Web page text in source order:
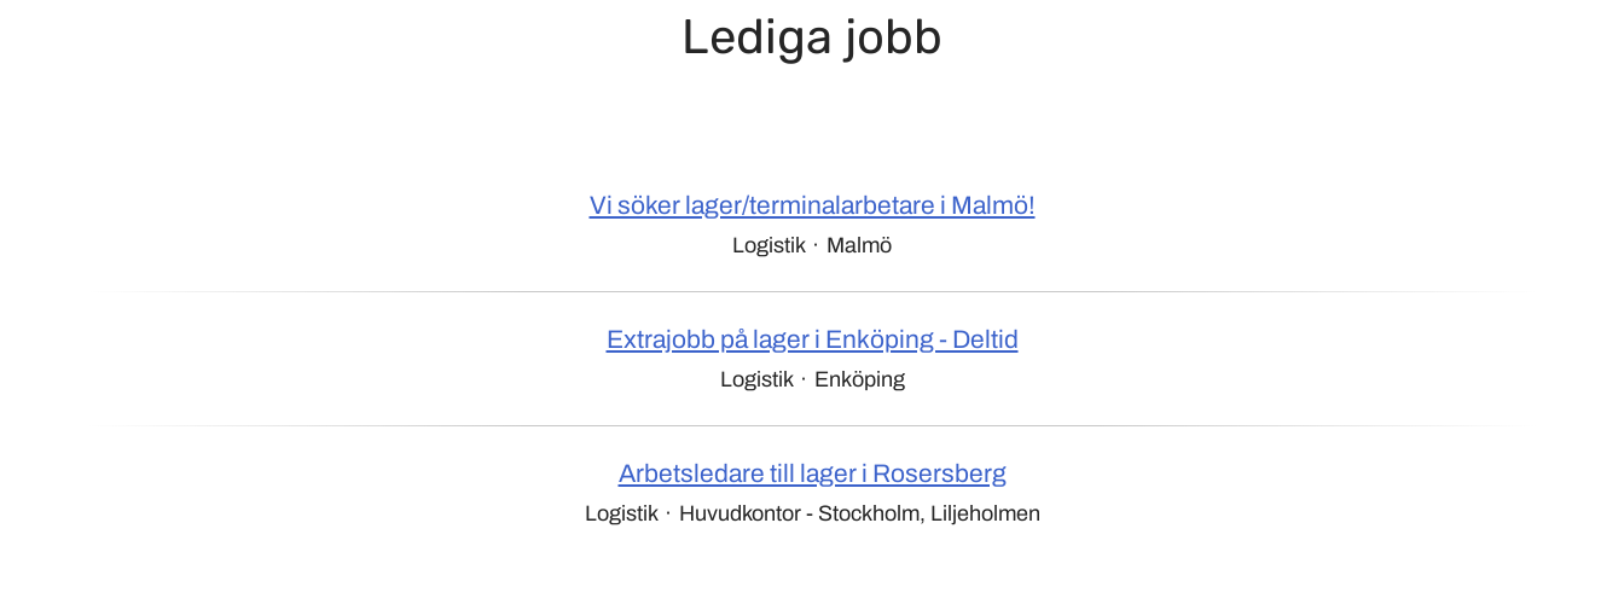
Lediga jobb
Vi söker lager/terminalarbetare i Malmö!
Logistik · Malmö
Extrajobb på lager i Enköping - Deltid
Logistik · Enköping
Arbetsledare till lager i Rosersberg
Logistik · Huvudkontor - Stockholm, Liljeholmen